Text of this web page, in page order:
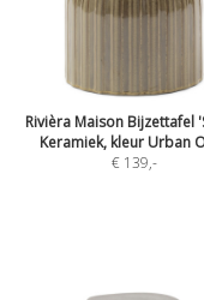
Rivièra Maison Bijzettafel
Keramiek, kleur Urban
€ 139,-